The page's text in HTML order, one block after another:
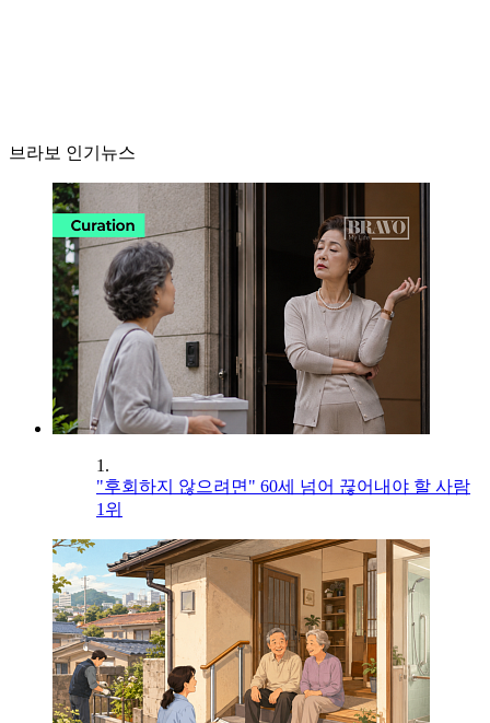
브라보 인기뉴스
1.
"후회하지 않으려면" 60세 넘어 끊어내야 할 사람
1위